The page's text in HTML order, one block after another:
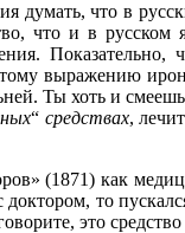
думать, что в
что и в
выражению
Ты хоть и
“ средствах,
(1871) как
то
это средство